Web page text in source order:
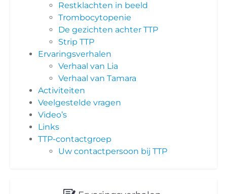
Restklachten in beeld
Trombocytopenie
De gezichten achter TTP
Strip TTP
Ervaringsverhalen
Verhaal van Lia
Verhaal van Tamara
Activiteiten
Veelgestelde vragen
Video’s
Links
TTP-contactgroep
Uw contactpersoon bij TTP